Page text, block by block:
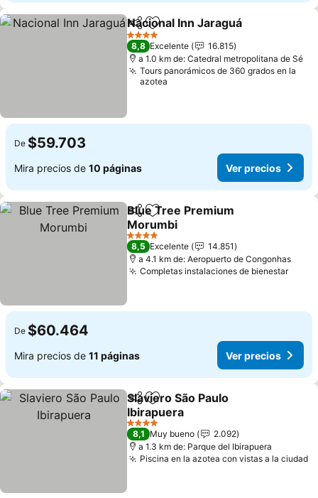
CompartirAgregar a favoritos
Nacional Inn Jaraguá
4 Estrellas
8,8 Excelente
16.815
a 1.0 km de: Catedral metropolitana de Sé
Tours panorámicos de 360 grados en la
azotea
De $59.703
Mira precios de 10 páginas Ver precios
CompartirAgregar a favoritos
Blue Tree Premium
Morumbi
Ver precios
4 Estrellas
8,5 Excelente
14.851
a 4.1 km de: Aeropuerto de Congonhas
Completas instalaciones de bienestarVer
De $60.464
Mira precios de 11 páginas Ver precios
CompartirAgregar a favoritos
Slaviero São Paulo
Ibirapuera
Ver precios
4 Estrellas
8,1 Muy bueno
2.092
a 1.3 km de: Parque del Ibirapuera
Piscina en la azotea con vistas a la ciudad